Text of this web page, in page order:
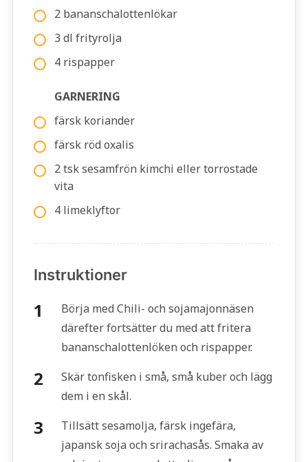
2 bananschalottenlökar
3 dl frityrolja
4 rispapper
GARNERING
färsk koriander
färsk röd oxalis
2 tsk sesamfrön kimchi eller torrostade
vita
4 limeklyftor
Instruktioner
Börja med Chili- och sojamajonnäsen
därefter fortsätter du med att fritera
bananschalottenlöken och rispapper.
Skär tonfisken i små, små kuber och lägg
dem i en skål.
Tillsätt sesamolja, färsk ingefära,
japansk soja och srirachasås. Smaka av